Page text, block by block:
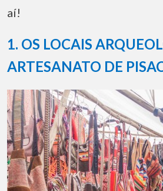
aí!
1. OS LOCAIS
ARTESANATO DE